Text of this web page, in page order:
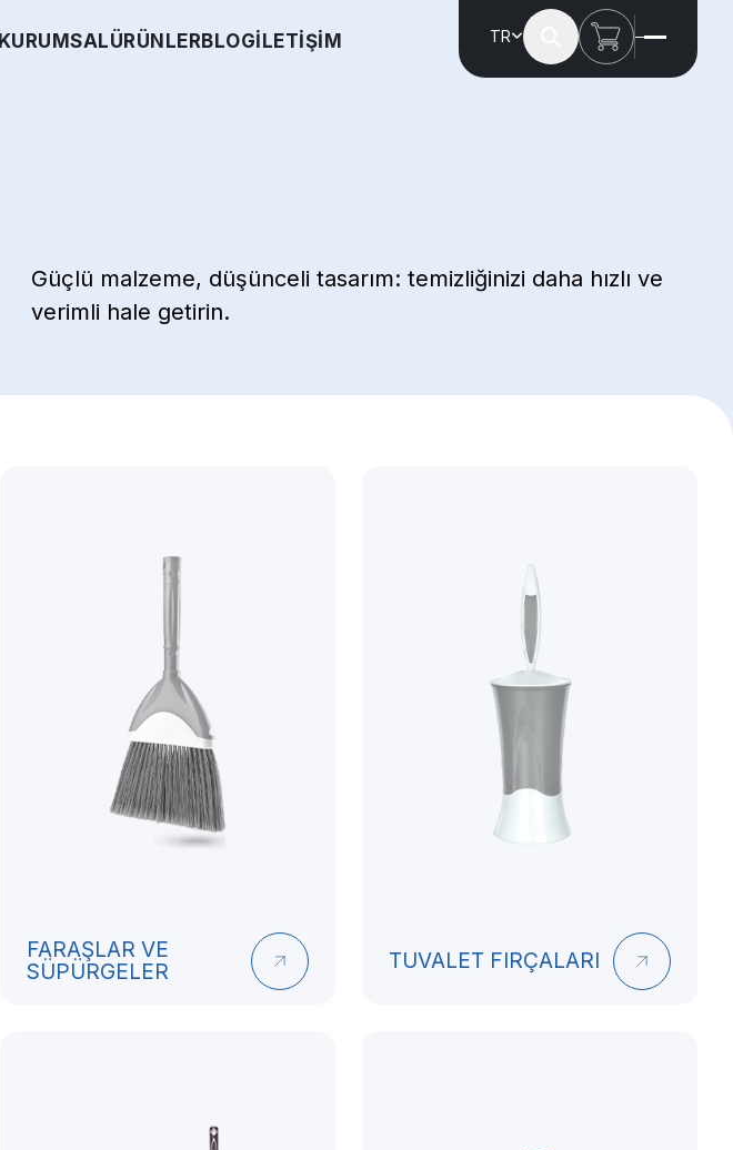
TR
KURUMSALÜRÜNLERBLOGİLETİŞİM
Güçlü malzeme, düşünceli tasarım: temizliğinizi daha hızlı ve
verimli hale getirin.
FARAŞLAR VE
SÜPÜRGELER
TUVALET FIRÇALARI